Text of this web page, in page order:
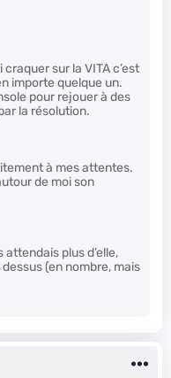
sur la VITA c’est
importe quelque un.
pour rejouer à des
la résolution.
à mes attentes.
de moi son
plus d’elle,
(en nombre, mais